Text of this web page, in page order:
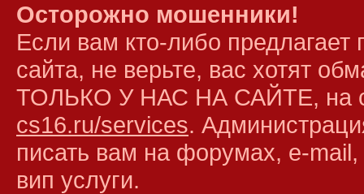
Осторожно мошенники!
Если вам кто-либо
сайта, не верьте, вас хотят
ТОЛЬКО У НАС НА САЙТЕ, на
cs16.ru/services.
писать вам на форумах, e-mail,
вип услуги.